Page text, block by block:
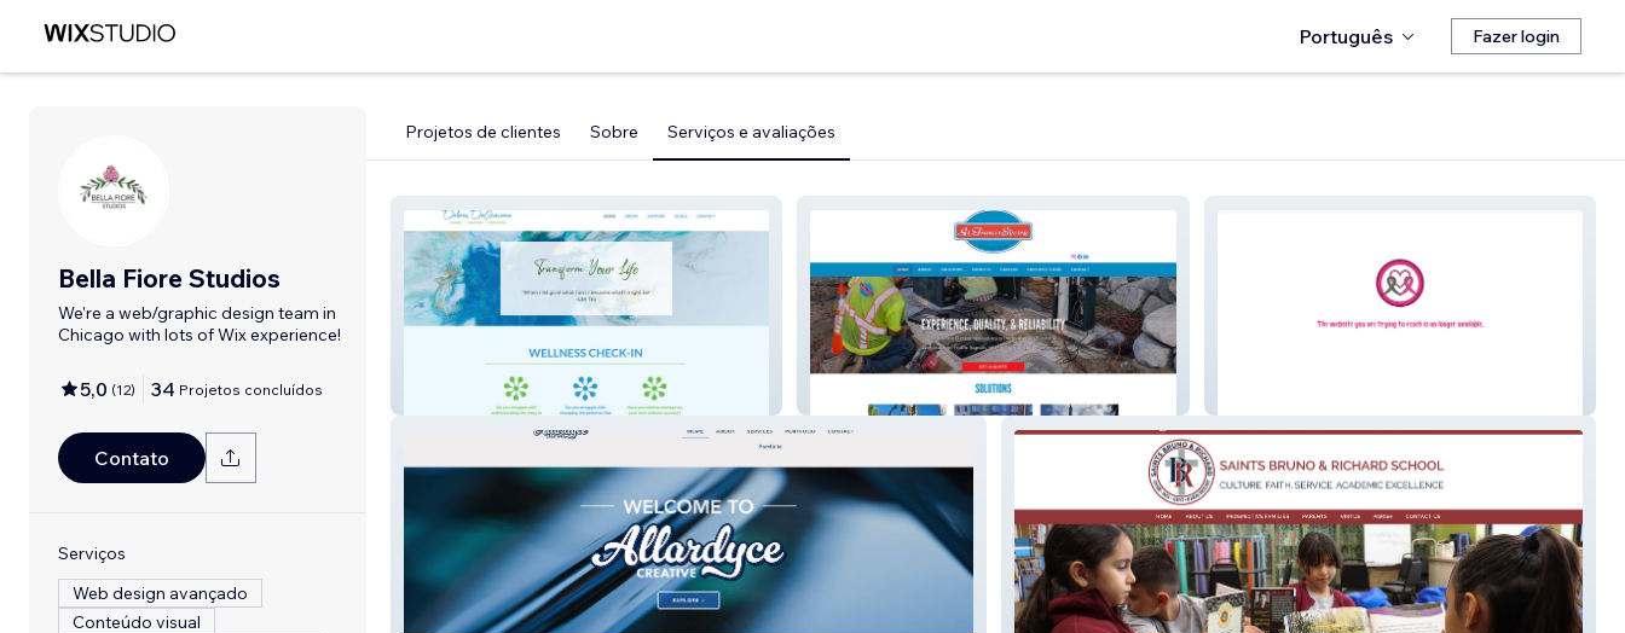
Português Fazer login
Bella Fiore Studios
We're a web/graphic design team in
Chicago with lots of Wix experience!
5,0 (12) 34 Projetos concluídos
Contato
Serviços
Web design avançado
Conteúdo visual
Projetos de clientes Sobre Serviços e avaliações
Dolores DeGiacomo